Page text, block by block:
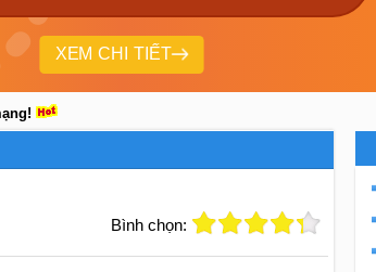
XEM CHI TIẾT
Bình chọn: